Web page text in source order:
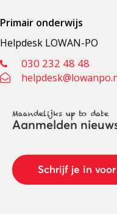
Primair onderwijs
Helpdesk LOWAN-PO
030 232 48 48
Maandelijks up to date
Aanmelden
Schrijf je in